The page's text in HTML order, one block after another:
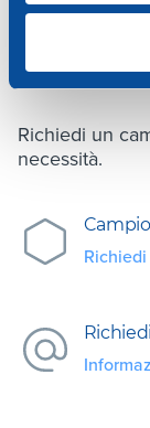
Richiedi un
necessità.